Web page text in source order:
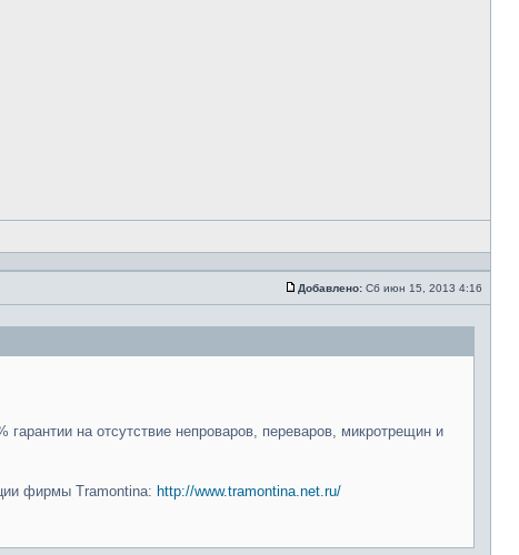
Добавлено: Сб июн 15, 2013 4:16
на отсутствие непроваров, переваров, микротрещин и
фирмы Tramontina: http://www.tramontina.net.ru/